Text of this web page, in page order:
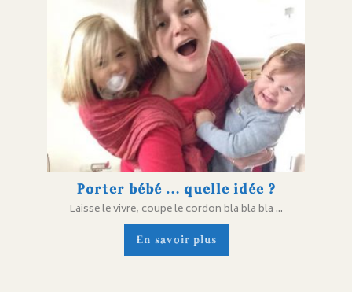
Porter bébé … quelle idée ?
Laisse le vivre, coupe le cordon bla bla bla ...
En savoir plus